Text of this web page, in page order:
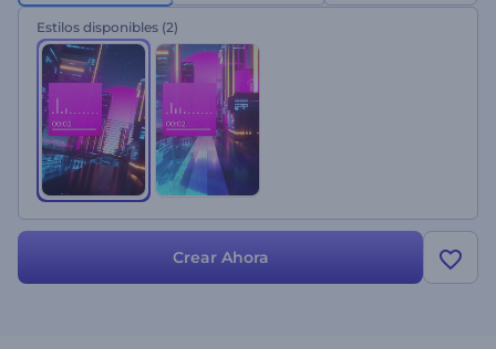
deja que el visualizador le dé vida a tu música. ¡Comienza a crear
ahora y lleva a tu audiencia a viajar por el espacio y el tiempo!
Estilos disponibles (2)
Crear Ahora